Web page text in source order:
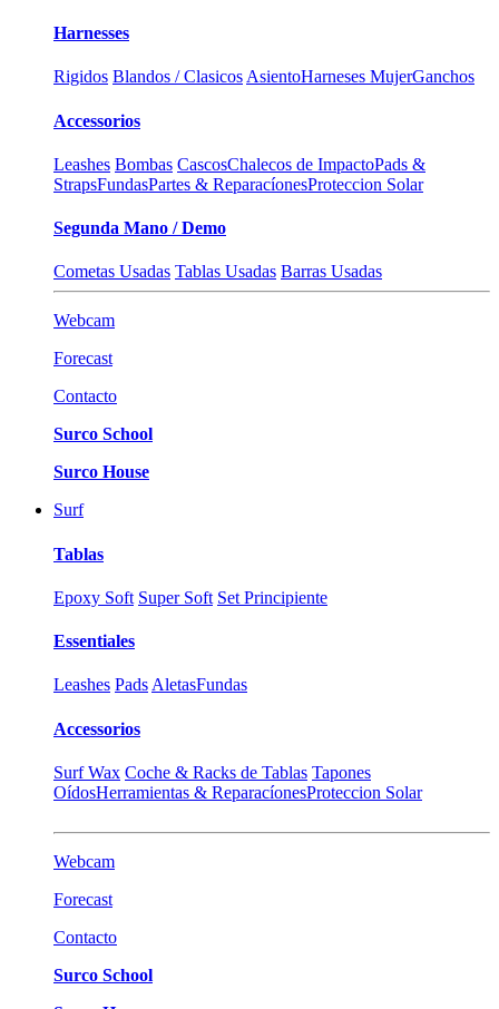
Harnesses
Rigidos Blandos / Clasicos AsientoHarneses MujerGanchos
Accessorios
Leashes Bombas CascosChalecos de ImpactoPads &
StrapsFundasPartes & ReparacíonesProteccion Solar
Segunda Mano / Demo
Cometas Usadas Tablas Usadas Barras Usadas
Webcam
Forecast
Contacto
Surco School
Surco House
Surf
Tablas
Epoxy Soft Super Soft Set Principiente
Essentiales
Leashes Pads AletasFundas
Accessorios
Surf Wax Coche & Racks de Tablas Tapones
OídosHerramientas & ReparacíonesProteccion Solar
Webcam
Forecast
Contacto
Surco School